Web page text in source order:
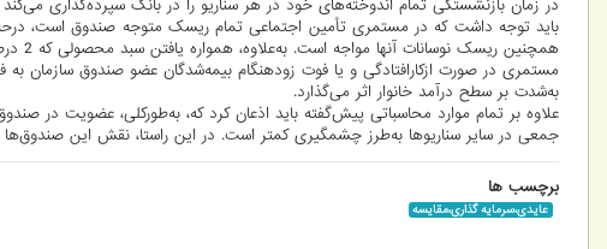
در زمان بازنشستگی تمام اندوخته‌های خود در هر سناریو را در بانک سپرده‌گذاری
باید توجه داشت که در مستمری تأمین اجتماعی تمام ریسک متوجه صندوق است،
همچنین ریسک نوسانات آنها مواجه است. به‌علاوه، همواره یافتن سبد محصولی که 2 درصد بیشتر از تورم سود بدهد برای همگان کار ساده‌ای نیست.
مستمری در صورت ازکارافتادگی و یا فوت زودهنگام بیمه‌شدگان عضو صندوق سازمان به
به‌شدت بر سطح درآمد خانوار اثر می‌گذارد.
علاوه بر تمام موارد محاسباتی پیش‌گفته باید اذعان کرد که، به‌طورکلی، عضویت در
جمعی در سایر سناریوها به‌طرز چشمگیری کمتر است. در این راستا، نقش این صندوق‌ها
برچسب ها
عایدی،سرمایه گذاری،مقایسه